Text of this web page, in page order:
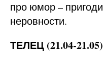
про юмор –
неровности.
ТЕЛЕЦ (21.04-21.05)